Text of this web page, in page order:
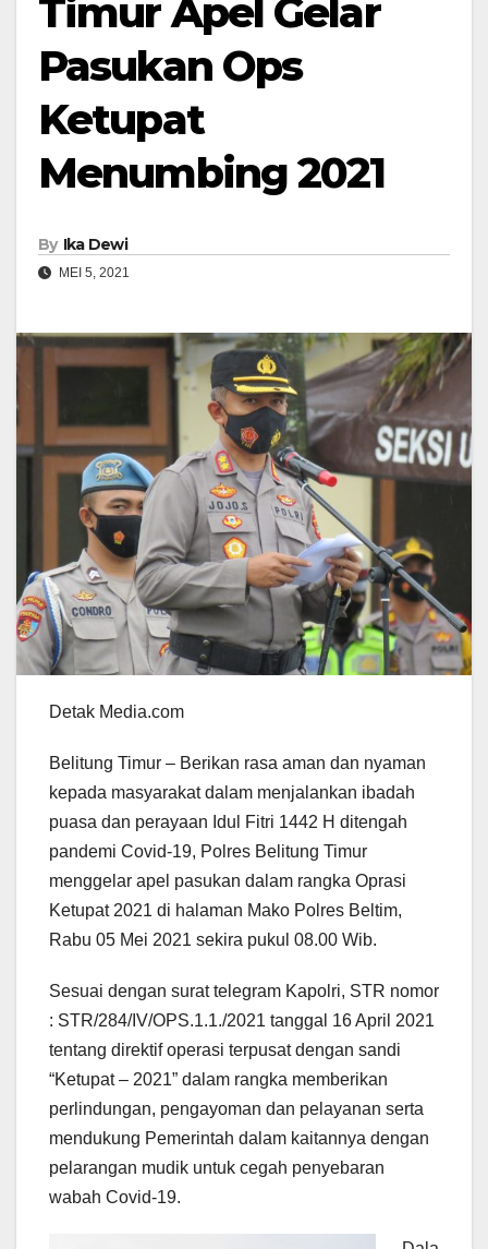
Timur Apel Gelar
Pasukan Ops
Ketupat
Menumbing 2021
By Ika Dewi
MEI 5, 2021
Detak Media.com
Belitung Timur – Berikan rasa aman dan nyaman
kepada masyarakat dalam menjalankan ibadah
puasa dan perayaan Idul Fitri 1442 H ditengah
pandemi Covid-19, Polres Belitung Timur
menggelar apel pasukan dalam rangka Oprasi
Ketupat 2021 di halaman Mako Polres Beltim,
Rabu 05 Mei 2021 sekira pukul 08.00 Wib.
Sesuai dengan surat telegram Kapolri, STR nomor
: STR/284/IV/OPS.1.1./2021 tanggal 16 April 2021
tentang direktif operasi terpusat dengan sandi
“Ketupat – 2021” dalam rangka memberikan
perlindungan, pengayoman dan pelayanan serta
mendukung Pemerintah dalam kaitannya dengan
pelarangan mudik untuk cegah penyebaran
wabah Covid-19.